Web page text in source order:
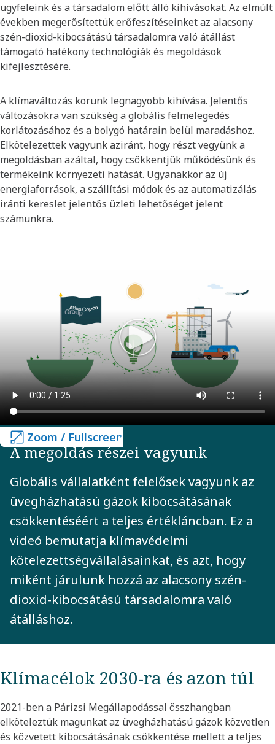
ügyfeleink és a társadalom előtt álló kihívásokat. Az elmúlt
években megerősítettük erőfeszítéseinket az alacsony
szén-dioxid-kibocsátású társadalomra való átállást
támogató hatékony technológiák és megoldások
kifejlesztésére.
A klímaváltozás korunk legnagyobb kihívása. Jelentős
változásokra van szükség a globális felmelegedés
korlátozásához és a bolygó határain belül maradáshoz.
Elkötelezettek vagyunk aziránt, hogy részt vegyünk a
megoldásban azáltal, hogy csökkentjük működésünk és
termékeink környezeti hatását. Ugyanakkor az új
energiaforrások, a szállítási módok és az automatizálás
iránti kereslet jelentős üzleti lehetőséget jelent
számunkra.
Zoom / Fullscreen
Zoom / Fullscreen
A megoldás részei vagyunk
Globális vállalatként felelősek vagyunk az
üvegházhatású gázok kibocsátásának
csökkentéséért a teljes értékláncban. Ez a
videó bemutatja klímavédelmi
kötelezettségvállalásainkat, és azt, hogy
miként járulunk hozzá az alacsony szén-
dioxid-kibocsátású társadalomra való
átálláshoz.
Klímacélok 2030-ra és azon túl
2021-ben a Párizsi Megállapodással összhangban
elköteleztük magunkat az üvegházhatású gázok közvetlen
és közvetett kibocsátásának csökkentése mellett a teljes